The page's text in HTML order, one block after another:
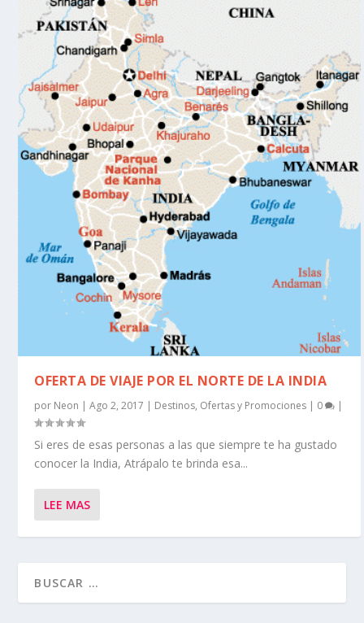
OFERTA DE VIAJE POR EL NORTE DE LA INDIA
por Neon |Ago 2, 2017 | Destinos, Ofertas y Promociones | 0 |
Si eres de esas personas a las que siempre te ha gustado
conocer la India, Atrápalo te brinda esa...
LEE MAS